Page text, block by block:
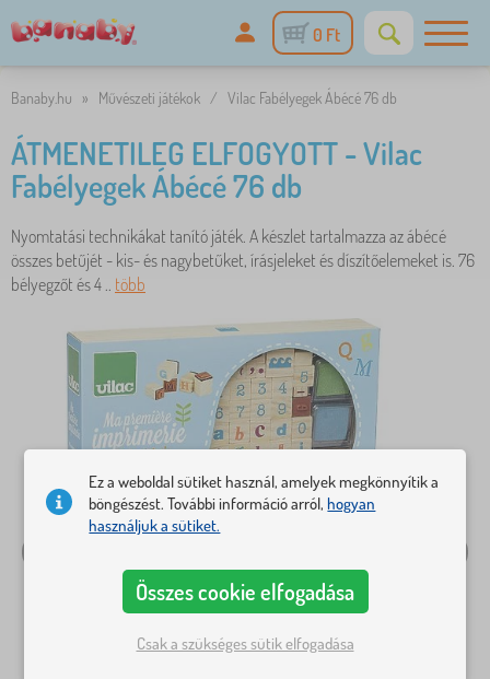
0 Ft
Banaby.hu » Művészeti játékok / Vilac Fabélyegek Ábécé 76 db
ÁTMENETILEG ELFOGYOTT - Vilac
Fabélyegek Ábécé 76 db
Nyomtatási technikákat tanító játék. A készlet tartalmazza az ábécé
összes betűjét - kis- és nagybetűket, írásjeleket és díszítőelemeket is. 76
bélyegzőt és 4 .. több
Ez a weboldal sütiket használ, amelyek megkönnyítik a
böngészést. További információ arról,hogyan
használjuk a sütiket.
Összes cookie elfogadása
Csak a szükséges sütik elfogadása